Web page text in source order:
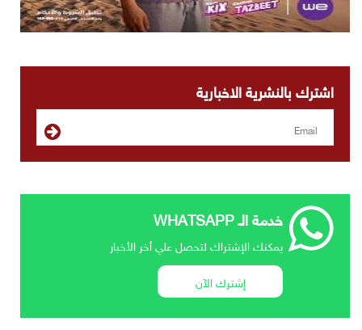
اشترك بالنشرية الاخبارية
خدمة الـ WHATSAPP
يمكنك الإشتراك لتحصل علي أخر الأخبار
إشترك الآن